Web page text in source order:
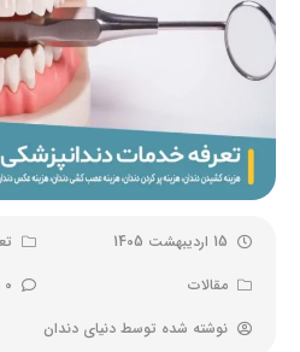
15 اردیبهشت 1405
مقالات
0 نظر کاربران
نوشته شده توسط دنیای دندان